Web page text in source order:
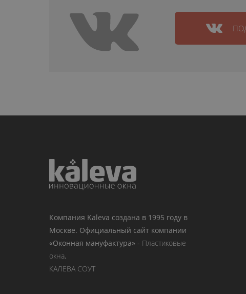
Компания Kaleva создана в 1995 году в
Москве. Официальный сайт компании
«Оконная мануфактура» - Пластиковые
окна.
КАЛЕВА СОУТ